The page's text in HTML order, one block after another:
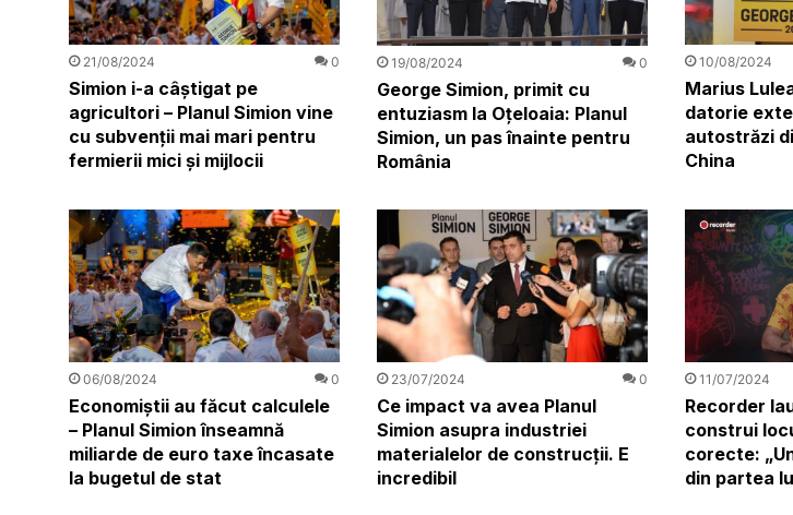
21/08/2024 0
Simion i-a câștigat pe
agricultori – Planul Simion vine
cu subvenții mai mari pentru
fermierii mici și mijlocii
19/08/2024 0
George Simion, primit cu
entuziasm la Oțeloaia: Planul
Simion, un pas înainte pentru
România
10/08/2024
Marius
datorie
autostrăzi
China
06/08/2024 0
Economiștii au făcut calculele
– Planul Simion înseamnă
miliarde de euro taxe încasate
la bugetul de stat
23/07/2024 0
Ce impact va avea Planul
Simion asupra industriei
materialelor de construcții. E
incredibil
11/07/2024
Recorder
construi
corecte:
din partea